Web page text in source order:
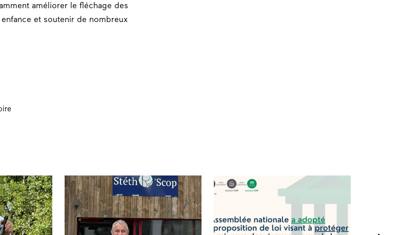
améliorer le fléchage des
enfance et soutenir de nombreux